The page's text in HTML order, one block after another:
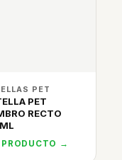
PET
PET
RECTO
PRODUCTO →